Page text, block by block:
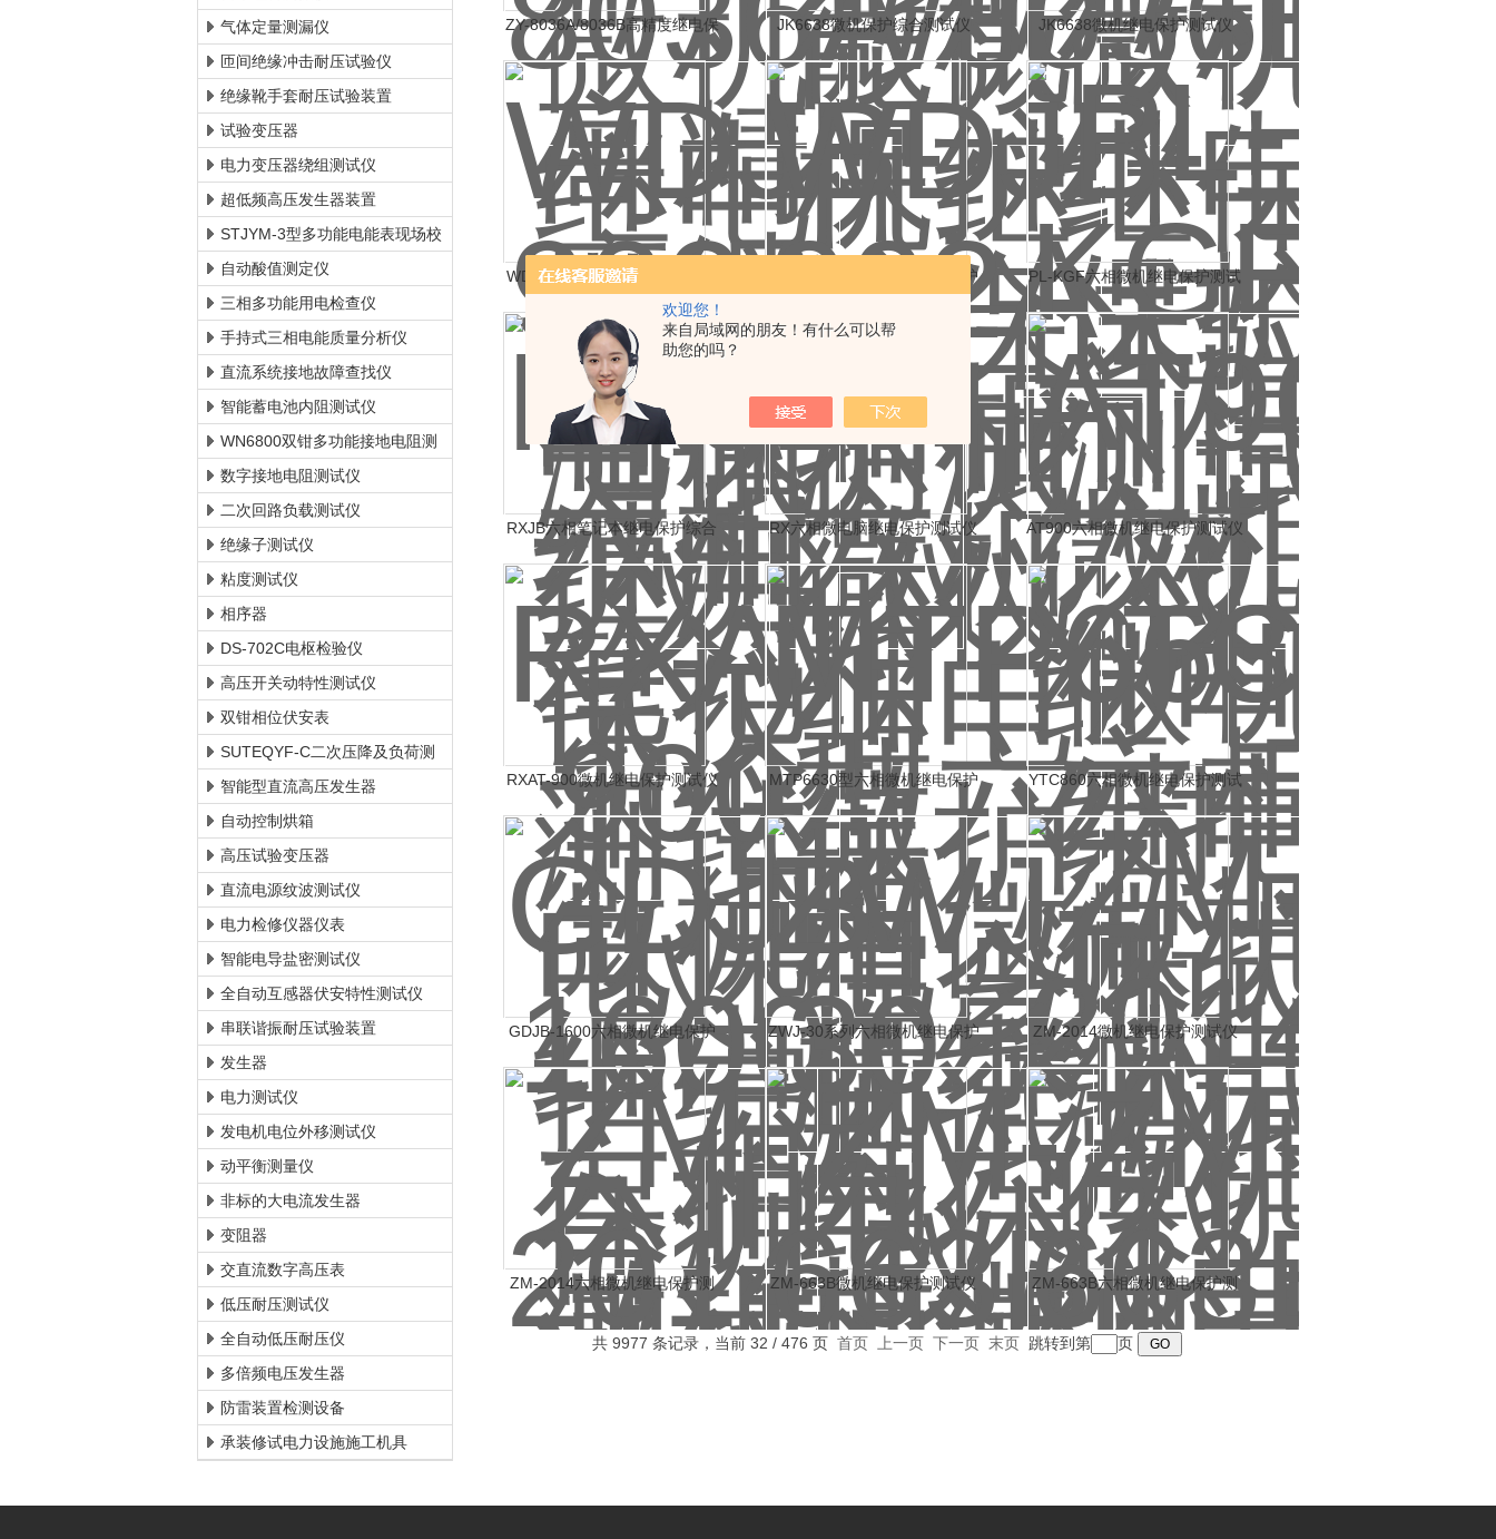
欢迎您！
来自局域网的朋友！有什么可以帮
助您的吗？
气体定量测漏仪
匝间绝缘冲击耐压试验仪
绝缘靴手套耐压试验装置
试验变压器
电力变压器绕组测试仪
超低频高压发生器装置
STJYM-3型多功能电能表现场校
验仪
自动酸值测定仪
三相多功能用电检查仪
手持式三相电能质量分析仪
直流系统接地故障查找仪
智能蓄电池内阻测试仪
WN6800双钳多功能接地电阻测
试仪
数字接地电阻测试仪
二次回路负载测试仪
绝缘子测试仪
粘度测试仪
相序器
DS-702C电枢检验仪
高压开关动特性测试仪
双钳相位伏安表
SUTEQYF-C二次压降及负荷测
试仪
智能型直流高压发生器
自动控制烘箱
高压试验变压器
直流电源纹波测试仪
电力检修仪器仪表
智能电导盐密测试仪
全自动互感器伏安特性测试仪
串联谐振耐压试验装置
发生器
电力测试仪
发电机电位外移测试仪
动平衡测量仪
非标的大电流发生器
变阻器
交直流数字高压表
低压耐压测试仪
全自动低压耐压仪
多倍频电压发生器
防雷装置检测设备
承装修试电力设施施工机具
ZY-8036A/8036B高精度继电保
护测试仪
JK6638微机保护综合测试仪 JK6638微机继电保护测试仪
WDJB-902A电脑继电保护测试
WDJB-902A六相微机继电保护
PL-KGF六相微机继电保护测试
仪
RXJB六相笔记本继电保护综合
测试仪
RX六相微电脑继电保护测试仪 AT900六相微机继电保护测试仪
RXAT-900微机继电保护测试仪
MTP6630型六相微机继电保护
测试仪
YTC860六相微机继电保护测试
仪
GDJB-1600六相微机继电保护
测试仪
ZWJ-30系列六相微机继电保护
测试仪
ZM-2014微机继电保护测试仪
ZM-2014六相微机继电保护测
试仪
ZM-663B微机继电保护测试仪
ZM-663B六相微机继电保护测
试仪
共 9977 条记录，当前 32 / 476 页 首页 上一页 下一页 末页 跳转到第 页